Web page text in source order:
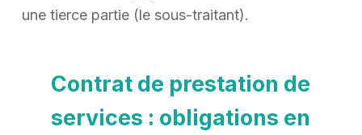
une tierce partie (le sous-traitant).
Contrat de prestation de
services : obligations en